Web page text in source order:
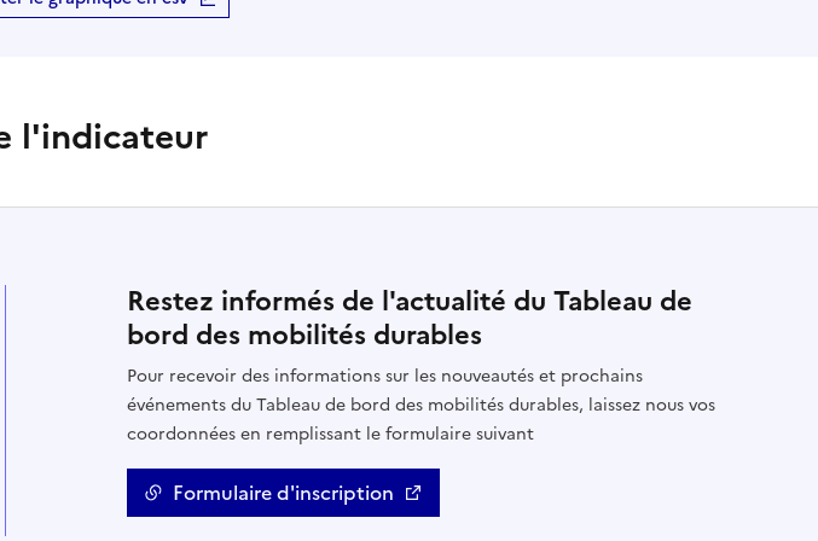
l'indicateur
Restez informés de l'actualité du Tableau de
bord des mobilités durables
Pour recevoir des informations sur les nouveautés et prochains
événements du Tableau de bord des mobilités durables, laissez nous vos
coordonnées en remplissant le formulaire suivant
Formulaire d'inscription